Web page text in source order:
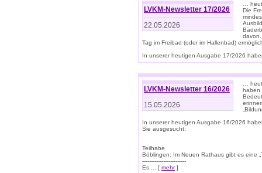
LVKM-Newsletter 17/2026
22.05.2026
…
Die
davon.
Tag im Freibad (oder im Hallenbad)
In unserer heutigen Ausgabe 17/2026
LVKM-Newsletter 16/2026
15.05.2026
…
haben
In unserer heutigen Ausgabe 16/2026
Sie ausgesucht:
Teilhabe
Böblingen: Im Neuen Rathaus gibt es eine
-------------------------
Es ... [ mehr]